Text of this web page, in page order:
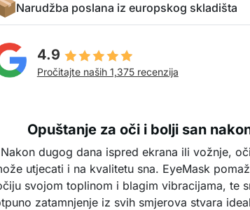
Narudžba poslana iz europskog skladišta
4.9
Pročitajte naših 1,375 recenzija
Opuštanje za oči i bolji san
Nakon dugog dana ispred ekrana ili vožnje,
utjecati i na kvalitetu sna. EyeMask
svojom toplinom i blagim vibracijama, te
zatamnjenje iz svih smjerova stvara